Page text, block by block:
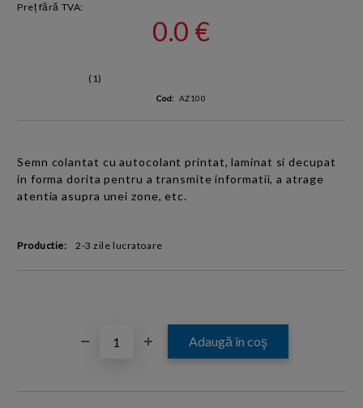
Preț fără TVA:
0.0 €
(1)
Cod: AZ100
Semn colantat cuautocolant printat, laminat sidecupat
in forma dorita pentru a transmite informatii, a atrage
atentia asupra unei zone, etc.
Productie: 2-3 zile lucratoare